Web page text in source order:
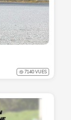
7140 VUES